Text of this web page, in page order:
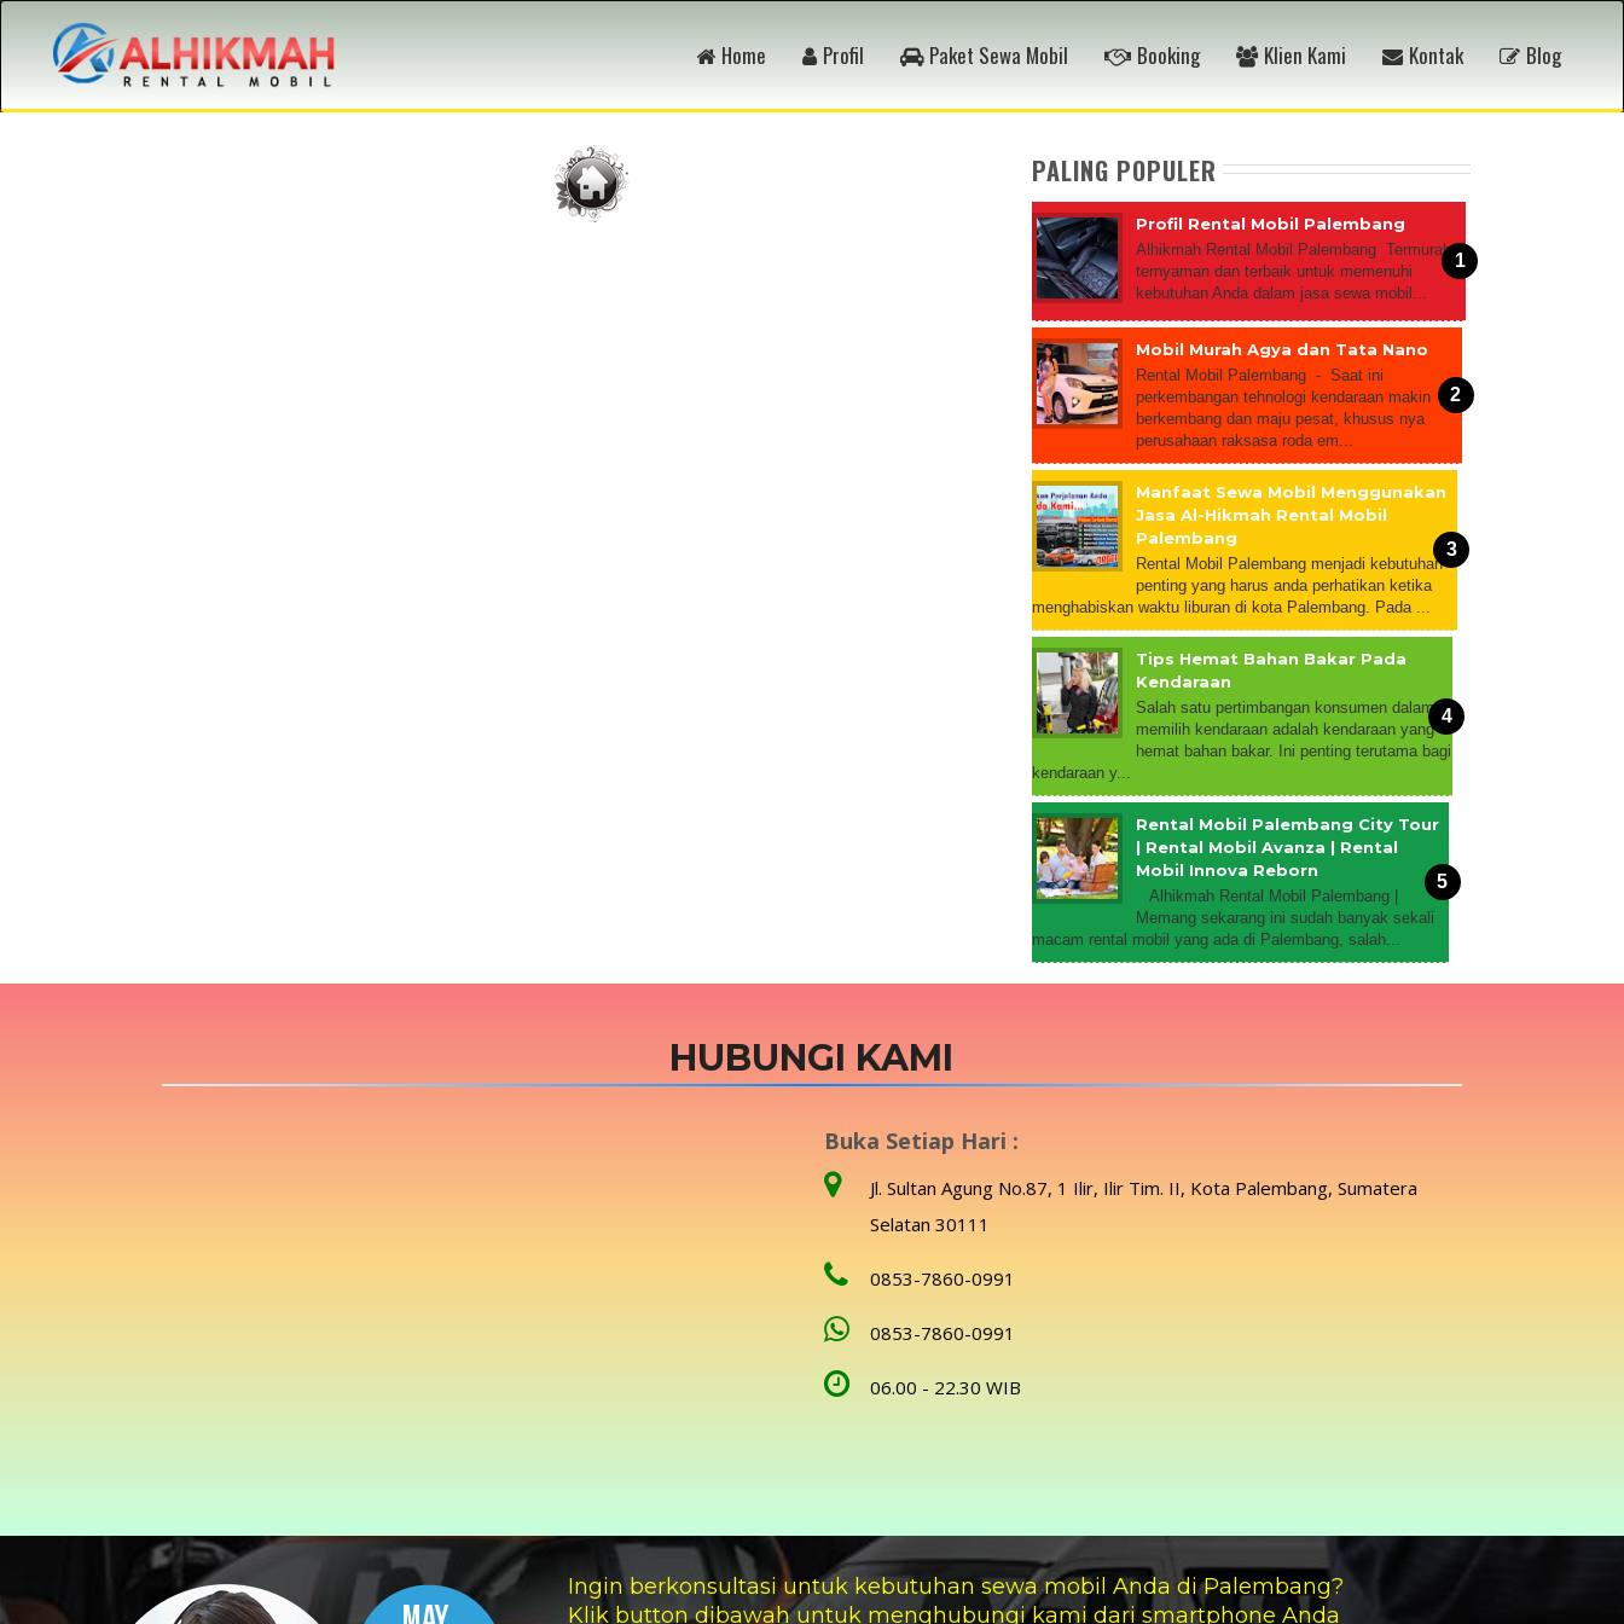
Home Profil Paket Sewa Mobil Booking Klien Kami Kontak Blog
PALING POPULER
Profil Rental Mobil Palembang
Alhikmah Rental Mobil Palembang Termurah,
ternyaman dan terbaik untuk memenuhi
kebutuhan Anda dalam jasa sewa mobil...
Mobil Murah Agya dan Tata Nano
Rental Mobil Palembang - Saat ini
perkembangan tehnologi kendaraan makin
berkembang dan maju pesat, khusus nya
perusahaan raksasa roda em...
Manfaat Sewa Mobil Menggunakan
Jasa Al-Hikmah Rental Mobil
Palembang
Rental Mobil Palembang menjadi kebutuhan
penting yang harus anda perhatikan ketika
menghabiskan waktu liburan di kota Palembang. Pada ...
Tips Hemat Bahan Bakar Pada
Kendaraan
Salah satu pertimbangan konsumen dalam
memilih kendaraan adalah kendaraan yang
hemat bahan bakar. Ini penting terutama bagi
kendaraan y...
Rental Mobil Palembang City Tour
| Rental Mobil Avanza | Rental
Mobil Innova Reborn
Alhikmah Rental Mobil Palembang |
Memang sekarang ini sudah banyak sekali
macam rental mobil yang ada di Palembang, salah...
HUBUNGI KAMI
Buka Setiap Hari :
Jl. Sultan Agung No.87, 1 Ilir, Ilir Tim. II, Kota Palembang, Sumatera
Selatan 30111
0853-7860-0991
0853-7860-0991
06.00 - 22.30 WIB
Ingin berkonsultasi untuk kebutuhan sewa mobil Anda di Palembang?
Klik button dibawah untuk menghubungi kami dari smartphone Anda